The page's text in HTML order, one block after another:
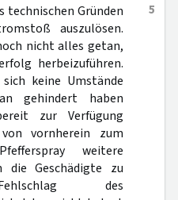
5
technischen Gründen
auszulösen.
nicht alles getan,
herbeizuführen.
keine Umstände
gehindert haben
zur Verfügung
vornherein zum
weitere
die Geschädigte zu
des